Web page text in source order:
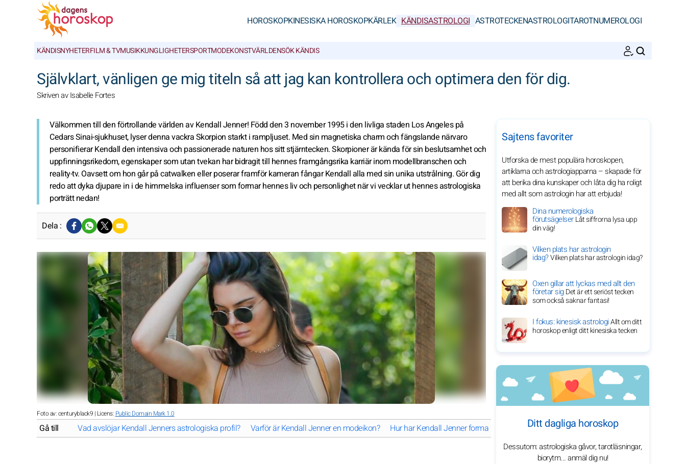
HOROSKOPKINESISKA HOROSKOPKÄRLEK KÄNDISASTROLOGI ASTROTECKENASTROLOGITAROTNUMEROLOGI
KÄNDISNYHETERFILM & TVMUSIKKUNGLIGHETERSPORTMODEKONSTVÄRLDENSÖK KÄNDIS
Självklart, vänligen ge mig titeln så att jag kan kontrollera och optimera den för dig.
Skriven av Isabelle Fortes
Välkommen till den förtrollande världen av Kendall Jenner! Född den 3 november 1995 i den livliga staden Los Angeles på
Cedars Sinai-sjukhuset, lyser denna vackra Skorpion starkt i rampljuset. Med sin magnetiska charm och fängslande närvaro
personifierar Kendall den intensiva och passionerade naturen hos sitt stjärntecken. Skorpioner är kända för sin beslutsamhet och
uppfinningsrikedom, egenskaper som utan tvekan har bidragit till hennes framgångsrika karriär inom modellbranschen och
reality-tv. Oavsett om hon går på catwalken eller poserar framför kameran fångar Kendall alla med sin unika utstrålning. Gör dig
redo att dyka djupare in i de himmelska influenser som formar hennes liv och personlighet när vi vecklar ut hennes astrologiska
porträtt nedan!
Dela :
Foto av: centuryblack9 | Licens: Public Domain Mark 1.0
Gå till Vad avslöjar Kendall Jenners astrologiska profil? Varför är Kendall Jenner en modeikon? Hur har Kendall Jenner format sin framgångsrika karriär? Kendall Jenners
Sajtens favoriter
Utforska de mest populära horoskopen,
artiklarna och astrologiapparna – skapade för
att berika dina kunskaper och låta dig ha roligt
med allt som astrologin har att erbjuda!
Dina numerologiska
förutsägelserLåt siffrorna lysa upp
din väg!
Vilken plats har astrologin
idag?Vilken plats har astrologin idag?
Oxen gillar att lyckas med allt den
företar sigDet är ett seriöst tecken
som också saknar fantasi!
I fokus: kinesisk astrologiAllt om ditt
horoskop enligt ditt kinesiska tecken
Ditt dagliga horoskop
Dessutom: astrologiska gåvor, tarotläsningar,
biorytm... anmäl dig nu!